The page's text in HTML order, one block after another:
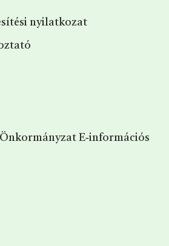
nyilatkozat
E‑információs